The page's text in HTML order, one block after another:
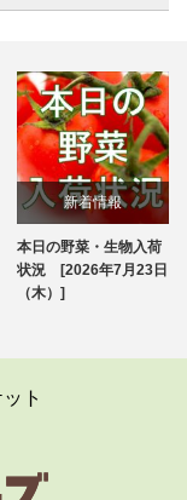
新着情報
ブログ
本日の野菜・生物入荷
状況 [2026年7月23日
（木）]
ト